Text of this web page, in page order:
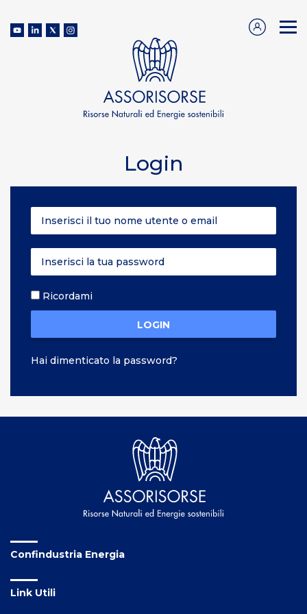
Login
Ricordami
LOGIN
Hai dimenticato la password?
Confindustria Energia
Link Utili